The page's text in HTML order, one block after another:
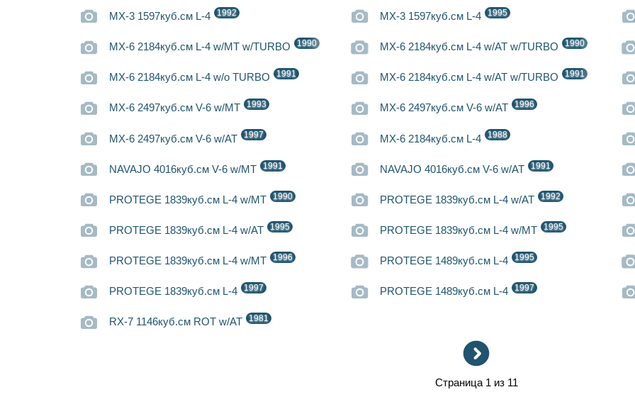
MX-3 1597куб.см L-4 1992 MX-3 1597куб.см L-4 1995
MX-6 2184куб.см L-4 w/MT w/TURBO 1990 MX-6 2184куб.см L-4 w/AT w/TURBO 1990
MX-6 2184куб.см L-4 w/o TURBO 1991 MX-6 2184куб.см L-4 w/AT w/TURBO 1991
MX-6 2497куб.см V-6 w/MT 1993 MX-6 2497куб.см V-6 w/AT 1996
MX-6 2497куб.см V-6 w/AT 1997 MX-6 2184куб.см L-4 1988
NAVAJO 4016куб.см V-6 w/MT 1991 NAVAJO 4016куб.см V-6 w/AT 1991
PROTEGE 1839куб.см L-4 w/MT 1990 PROTEGE 1839куб.см L-4 w/AT 1992
PROTEGE 1839куб.см L-4 w/AT 1995 PROTEGE 1839куб.см L-4 w/MT 1995
PROTEGE 1839куб.см L-4 w/MT 1996 PROTEGE 1489куб.см L-4 1995
PROTEGE 1839куб.см L-4 1997 PROTEGE 1489куб.см L-4 1997
RX-7 1146куб.см ROT w/AT 1981
Страница 1 из 11